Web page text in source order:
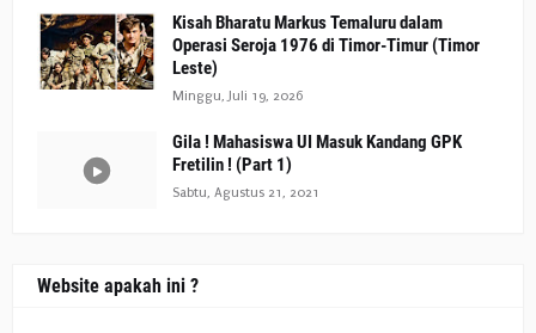
Kisah Bharatu Markus Temaluru dalam
Operasi Seroja 1976 di Timor-Timur (Timor
Leste)
Minggu, Juli 19, 2026
Gila ! Mahasiswa UI Masuk Kandang GPK
Fretilin ! (Part 1)
Sabtu, Agustus 21, 2021
Website apakah ini ?